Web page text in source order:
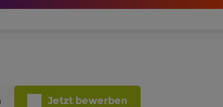
Jetzt bewerben